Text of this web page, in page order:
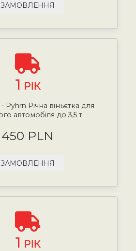
ЗАМОВЛЕННЯ
1 РІК
Pyhrn Річна віньєтка для
автомобіля до 3,5 т
450 PLN
ЗАМОВЛЕННЯ
1 РІК